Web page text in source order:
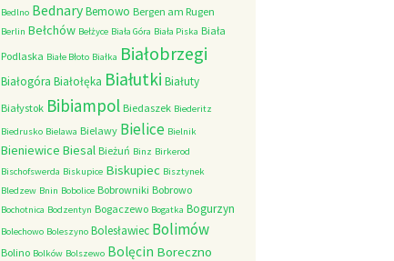
Bedlno BednaryBemowo Bergen am Rugen
Berlin Bełchów Bełżyce Biała Góra Biała Piska Biała
Podlaska Białe Błoto Białka Białobrzegi
Białogóra Białołęka Białutki Białuty
Białystok Bibiampol Biedaszek Biederitz
Biedrusko Bielawa Bielawy Bielice Bielnik
Bieniewice Biesal Bieżuń Binz Birkerod
Bischofswerda Biskupice Biskupiec Bisztynek
Bledzew Bnin Bobolice Bobrowniki Bobrowo
Bochotnica Bodzentyn Bogaczewo Bogatka Bogurzyn
Bolechowo Boleszyno Bolesławiec Bolimów
Bolino Bolków Bolszewo Bolęcin Boreczno